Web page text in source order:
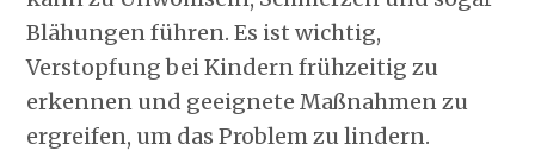
Blähungen führen. Es ist wichtig,
Verstopfung bei Kindern frühzeitig zu
erkennen und geeignete Maßnahmen zu
ergreifen, um das Problem zu lindern.